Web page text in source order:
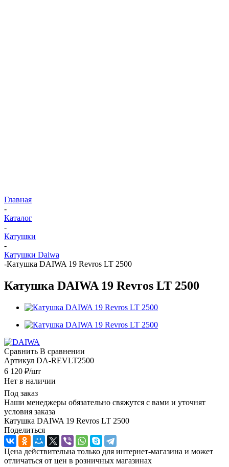
Главная
-
Каталог
-
Катушки
-
Катушки Daiwa
-Катушка DAIWA 19 Revros LT 2500
Катушка DAIWA 19 Revros LT 2500
Сравнить В сравнении
Артикул DA-REVLT2500
6 120 ₽/шт
Нет в наличии
Под заказ
Наши менеджеры обязательно свяжутся с вами и уточнят
условия заказа
Катушка DAIWA 19 Revros LT 2500
Поделиться
Цена действительна только для интернет-магазина и может
отличаться от цен в розничных магазинах